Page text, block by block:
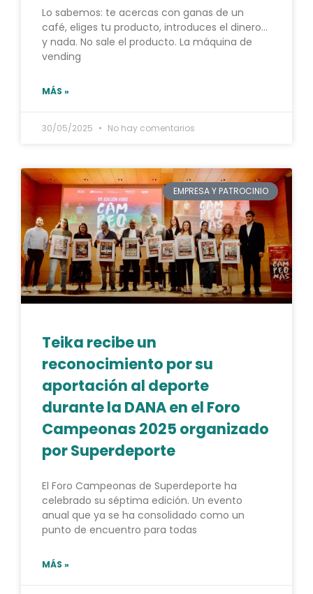
Lo sabemos: te acercas con ganas de un
café, eliges tu producto, introduces el dinero…
y nada. No sale el producto. La máquina de
vending
MÁS »
30/05/2025 No hay comentarios
EMPRESA Y PATROCINIO
Teika recibe un
reconocimiento por su
aportación al deporte
durante la DANA en el Foro
Campeonas 2025 organizado
por Superdeporte
El Foro Campeonas de Superdeporte ha
celebrado su séptima edición. Un evento
anual que ya se ha consolidado como un
punto de encuentro para todas
MÁS »